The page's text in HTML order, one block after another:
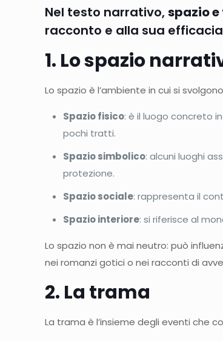
Nel testo narrativo,spazio
racconto e alla sua
1. Lo spazio
Lo spazio è l’ambiente in cui si
Spazio fisico: è il luogo concreto
pochi tratti.
Spazio simbolico: alcuni luoghi
protezione.
Spazio sociale: rappresenta il
Spazio interiore: si riferisce al
Lo spazio non è mai neutro: può
nei romanzi gotici o nei racconti di
2. La trama
La trama è l’insieme degli eventi che